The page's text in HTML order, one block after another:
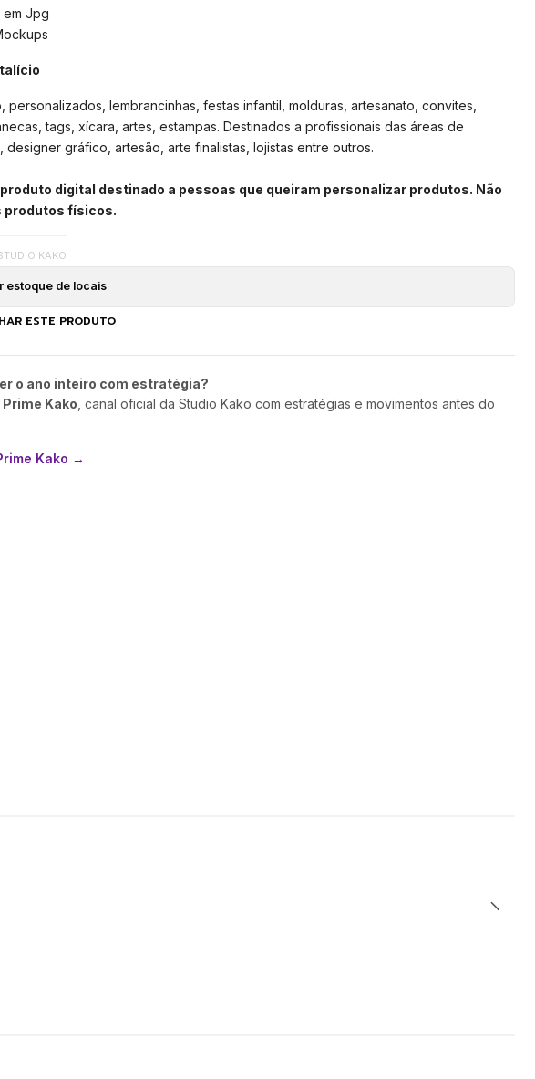
em Jpg
personalizados, lembrancinhas, festas infantil, molduras, artesanato, convites,
tags, xícara, artes, estampas. Destinados a profissionais das áreas de
designer gráfico, artesão, arte finalistas, lojistas entre outros.
digital destinado a pessoas que queiram personalizar produtos. Não
produtos físicos.
KAKO
estoque de locais
ESTE PRODUTO
o ano inteiro com estratégia?
Prime Kako , canal oficial da Studio Kako com estratégias e movimentos antes do
Kako →